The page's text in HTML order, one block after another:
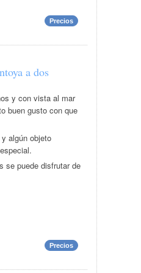
Precios
a dos
y con vista al mar
buen gusto con que
algún objeto
se puede disfrutar de
Precios